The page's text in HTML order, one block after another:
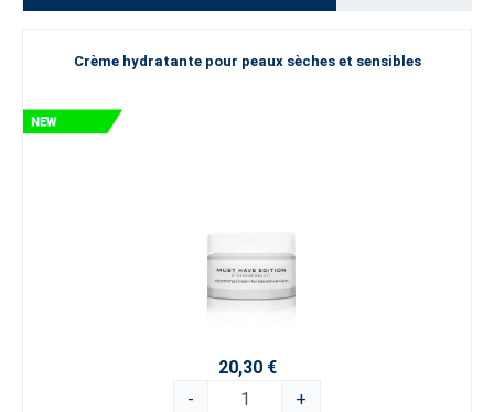
Crème hydratante pour peaux sèches et sensibles
20,30 €
-
+